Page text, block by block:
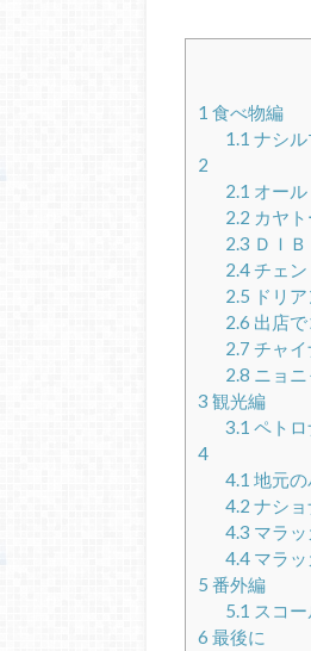
1 食べ物編
1.1 ナシ
2
2.1 オー
2.2 カヤ
2.3 ＤＩ
2.4チェ
2.5 ドリ
2.6 出店
2.7 チャ
2.8 ニョ
3 観光編
3.1 ペト
4
4.1 地元
4.2 ナシ
4.3 マラ
4.4マラ
5 番外編
5.1 スコ
6 最後に